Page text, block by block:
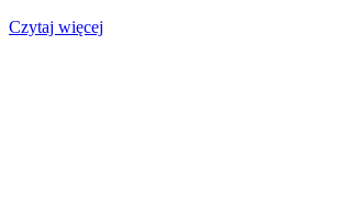
Czytaj więcej